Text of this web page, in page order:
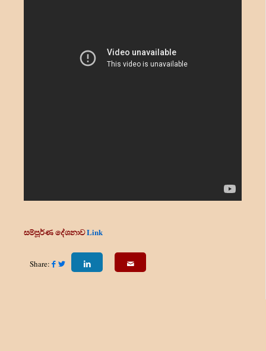
සම්පූර්ණ දේශනාවLink
Share: